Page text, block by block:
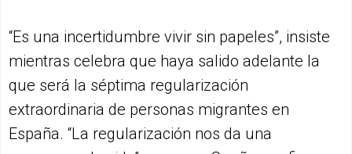
“Es una incertidumbre vivir sin papeles”, insiste
mientras celebra que haya salido adelante la
que será la séptima regularización
extraordinaria de personas migrantes en
España. “La regularización nos da una